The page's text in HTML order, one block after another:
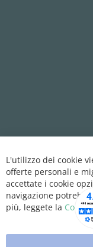
L'utilizzo dei cookie
offerte personali e
accettate i cookie
navigazione
più, leggete la Cookie